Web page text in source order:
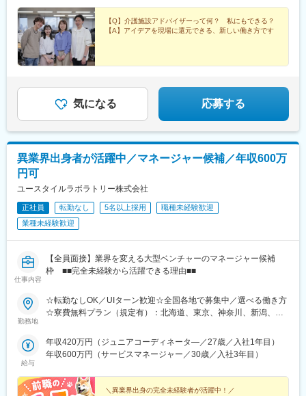
未経験で転職してくる方も多い為教育体制が充実しており、業界
内でも随一との呼び声が高いです。同期入社者とともに2週間弱本
社にて集合研修 を行います。会社の事や業務を遂行する上で必要
な法令から実務まで座学中心でロープレを交えながら学びます。
その後、各拠点に配属され業務を引継ぎながらOJT担当者ととも
トやチェックシートを用いながら習熟度を測り、入社後1年程度で
一人で担当を持てるようになります。尚、その後も定期的に中途
長期的に築くことができます！（※印のエリアは経験者のみ採用中
です）☆勤務地住所は一例となります。━━【転居希望者向けの
働き方も】━━将来的に地元を離れたい方は、半年ほど地元勤務
後、東京神奈川など首都圏への転勤も可能！移住支援制度（費用
会社負担）もあり、早期キャリアアップも見込めます！
駅、和光市駅、岩槻駅、志久駅、戸塚安行駅、久喜駅、浜野駅、
六実駅、常盤平駅、みどり台駅、柏駅、小机駅、古淵駅、高座渋
谷駅、横浜駅、辻堂駅、淵野辺駅、いずみ中央駅、越後赤塚駅、
新潟駅、見附駅、名鉄岐阜駅、松本駅、積志駅、東静岡駅、桜橋
駅(静岡県)、小垣江駅、北新川駅、神領駅、名鉄名古屋駅、小野駅
駅、神宮丸太町駅、古市駅(大阪府)、大日駅、門真南駅、瑞光四丁
目駅、星ケ丘駅(大阪府)、城北公園通駅、南巽駅、崇禅寺駅、尼崎
駅(阪神線)、山陽天満駅、加古川駅、新神戸駅、住吉駅(兵庫県・
東海道)、香櫨園駅、中山寺駅、大久保駅(兵庫県)、舞子公園駅、
六甲駅、富雄駅、横川駅、小網町駅、吉塚駅、茶山駅(福岡県)、九
通り駅、代々木八幡駅、立場駅
【Q】介護施設アドバイザーって何？ 私にもできる？
【A】アイデアを現場に還元できる、新しい働き方です
気になる 応募する
異業界出身者が活躍中／マネージャー候補／年収600万
円可
ユースタイルラボラトリー株式会社
正社員 転勤なし 5名以上採用
職種未経験歓迎
業種未経験歓迎
仕事内容
【全員面接】業界を変える大型ベンチャーのマネージャー候補
枠 ■■完全未経験から活躍できる理由■■
勤務地
☆転勤なしOK／UIターン歓迎☆全国各地で募集中／選べる働き方
☆寮費無料プラン（規定有）：北海道、東京、神奈川、新潟、三
ス】◇地元採用・転勤なし可■東北／北海道、青森、岩手、宮城、
山形、福島■関東甲信越／茨城、栃木、群馬、埼玉、千葉、東京、
神奈川、新潟、富山、山梨、長野■東海／岐阜、静岡、愛知、三重
山、広島、山口、徳島、香川、愛媛、高知■九州／福岡、佐賀、長
給与
年収420万円（ジュニアコーディネータ―／27歳／入社1年目）
年収600万円（サービスマネージャー／30歳／入社3年目）
＼異業界出身の完全未経験者が活躍中！／